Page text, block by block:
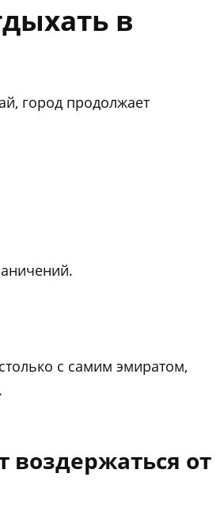
в
город продолжает
с самим эмиратом,
от